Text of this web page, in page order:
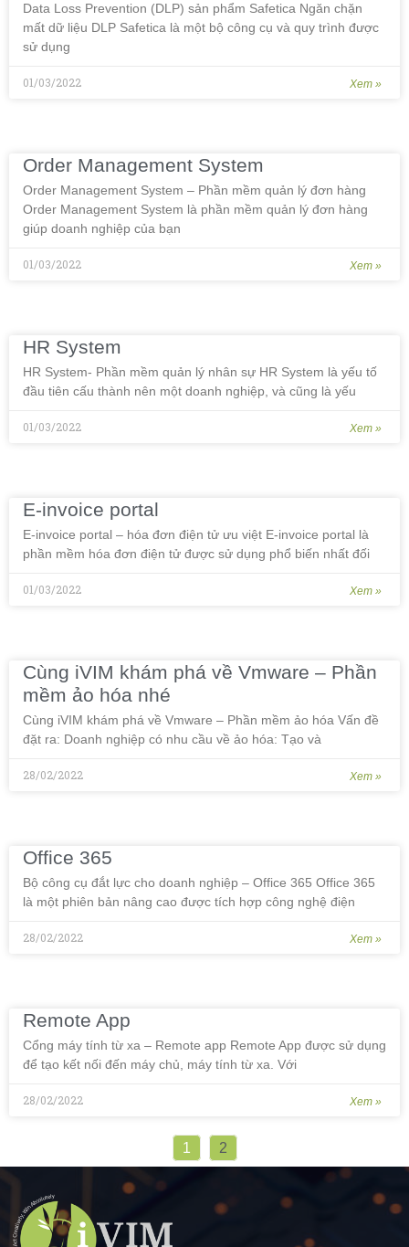
Data Loss Prevention (DLP) sản phẩm Safetica Ngăn chặn
mất dữ liệu DLP Safetica là một bộ công cụ và quy trình được
sử dụng
Xem »
01/03/2022
Order Management System
Order Management System – Phần mềm quản lý đơn hàng
Order Management System là phần mềm quản lý đơn hàng
giúp doanh nghiệp của bạn
Xem »
01/03/2022
HR System
HR System- Phần mềm quản lý nhân sự HR System là yếu tố
đầu tiên cấu thành nên một doanh nghiệp, và cũng là yếu
Xem »
01/03/2022
E-invoice portal
E-invoice portal – hóa đơn điện tử ưu việt E-invoice portal là
phần mềm hóa đơn điện tử được sử dụng phổ biến nhất đối
Xem »
01/03/2022
Cùng iVIM khám phá về Vmware – Phần
mềm ảo hóa nhé
Cùng iVIM khám phá về Vmware – Phần mềm ảo hóa Vấn đề
đặt ra: Doanh nghiệp có nhu cầu về ảo hóa: Tạo và
Xem »
28/02/2022
Office 365
Bộ công cụ đắt lực cho doanh nghiệp – Office 365 Office 365
là một phiên bản nâng cao được tích hợp công nghệ điện
Xem »
28/02/2022
Remote App
Cổng máy tính từ xa – Remote app Remote App được sử dụng
để tạo kết nối đến máy chủ, máy tính từ xa. Với
Xem »
28/02/2022
1 2